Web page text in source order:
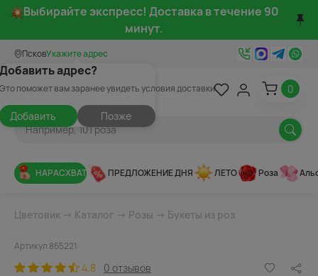
Выбирайте экспресс! Доставка в течение 90
минут.
ПсковУкажите адрес
адрес?
поможет вам заранее увидеть условия доставки
Добавить Позже
0
НАРАСХВАТ ПРЕДЛОЖЕНИЕ ДНЯ ЛЕТО Роза
Цветовик → Каталог → Розы → Букеты из роз
Артикул 865221
4.8 0 отзывов